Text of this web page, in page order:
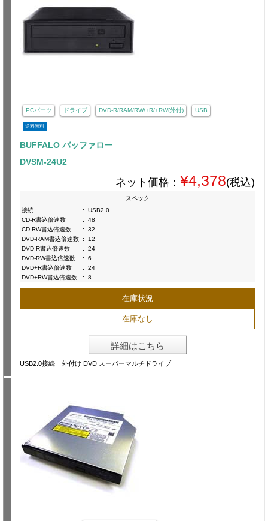
PCパーツ ドライブ DVD-R/RAM/RW/+R/+RW(外付) USB
送料無料
BUFFALO バッファロー
DVSM-24U2
ネット価格： ¥4,378(税込)
スペック
接続
:
USB2.0
CD-R書込倍速数
:
48
CD-RW書込倍速数
:
32
DVD-RAM書込倍速数 :
12
DVD-R書込倍速数
:
24
DVD-RW書込倍速数
:
6
DVD+R書込倍速数
:
24
DVD+RW書込倍速数
: 8
在庫状況
在庫なし
詳細はこちら
USB2.0接続 外付け DVD スーパーマルチドライブ